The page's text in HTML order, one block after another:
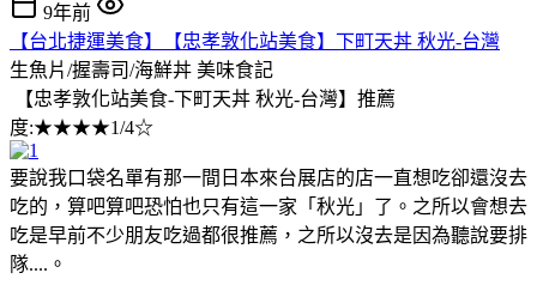
9年前
【台北捷運美食】【忠孝敦化站美食】下町天丼 秋光-台灣
生魚片/握壽司/海鮮丼 美味食記
【忠孝敦化站美食-下町天丼 秋光-台灣】推薦
度:★★★★1/4☆
要說我口袋名單有那一間日本來台展店的店一直想吃卻還沒去
吃的，算吧算吧恐怕也只有這一家「秋光」了。之所以會想去
吃是早前不少朋友吃過都很推薦，之所以沒去是因為聽說要排
隊....。